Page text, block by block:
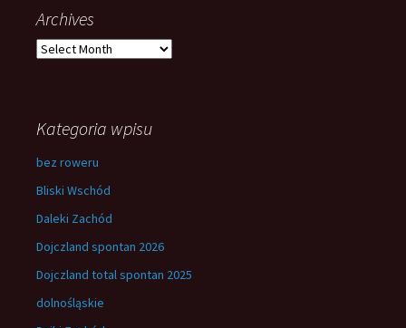
Archives
Archives
Kategoria wpisu
bez roweru
Bliski Wschód
Daleki Zachód
Dojczland spontan 2026
Dojczland total spontan 2025
dolnośląskie